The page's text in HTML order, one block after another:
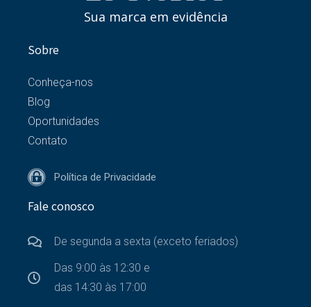
Sua marca em evidência
Sobre
Conheça-nos
Blog
Oportunidades
Contato
Política de Privacidade
Fale conosco
De segunda a sexta (exceto feriados)
Das 9:00 às 12:30 e
das 14:30 às 17:00